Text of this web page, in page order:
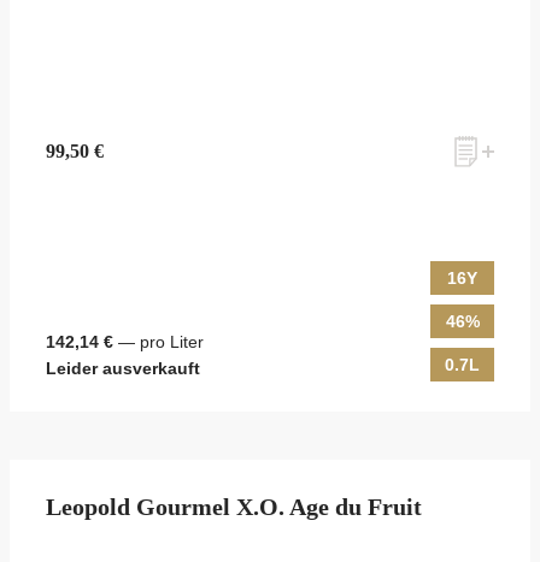
99,50 €
142,14 € — pro Liter
Leider ausverkauft
16Y
46%
0.7L
Leopold Gourmel X.O. Age du Fruit